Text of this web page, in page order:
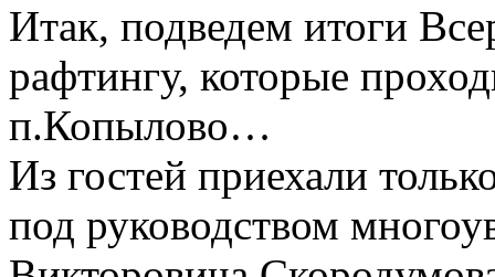
Итак, подведем итоги
рафтингу, которые
п.Копылово…
Из гостей приехали
под руководством